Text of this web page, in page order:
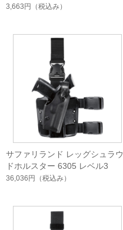
3,663円 （税込み）
サファリランド レッグシュラウ
ドホルスター 6305 レベル3
36,036円 （税込み）